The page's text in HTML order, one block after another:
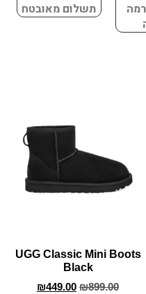
תשלום מאובטח
UGG Classic Mini Boots
Black
₪899.00
₪449.00